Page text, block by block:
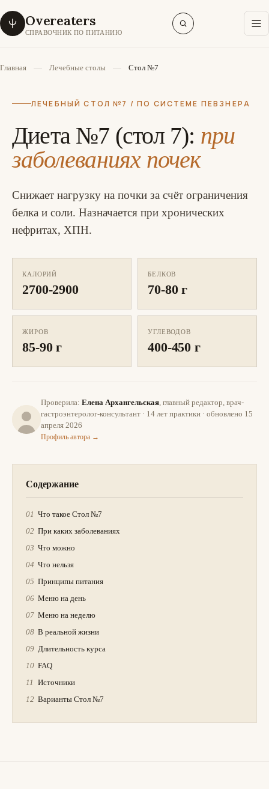
Overeaters
СПРАВОЧНИК ПО ПИТАНИЮ
Главная Лечебные столы Стол №7
ЛЕЧЕБНЫЙ СТОЛ №7 / ПО СИСТЕМЕ ПЕВЗНЕРА
Диета №7 (стол 7): при
заболеваниях почек
Снижает нагрузку на почки за счёт ограничения
белка и соли. Назначается при хронических
нефритах, ХПН.
КАЛОРИЙ
2700-2900
БЕЛКОВ
70-80 г
ЖИРОВ
85-90 г
УГЛЕВОДОВ
400-450 г
Проверила: Елена Архангельская, главный редактор, врач-
гастроэнтеролог-консультант · 14 лет практики · обновлено 15
апреля 2026
Профиль автора →
Содержание
Что такое Стол №7
При каких заболеваниях
Что можно
Что нельзя
Принципы питания
Меню на день
Меню на неделю
В реальной жизни
Длительность курса
FAQ
Источники
Варианты Стол №7